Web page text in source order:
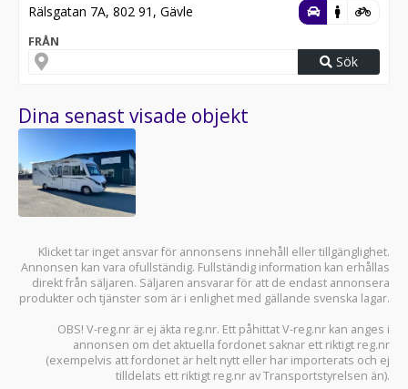
Rälsgatan 7A, 802 91, Gävle
FRÅN
Sök
Dina senast visade objekt
Klicket tar inget ansvar för annonsens innehåll eller tillgänglighet.
Annonsen kan vara ofullständig. Fullständig information kan erhållas
direkt från säljaren. Säljaren ansvarar för att de endast annonsera
produkter och tjänster som är i enlighet med gällande svenska lagar.
OBS! V-reg.nr är ej äkta reg.nr. Ett påhittat V-reg.nr kan anges i
annonsen om det aktuella fordonet saknar ett riktigt reg.nr
(exempelvis att fordonet är helt nytt eller har importerats och ej
tilldelats ett riktigt reg.nr av Transportstyrelsen än).